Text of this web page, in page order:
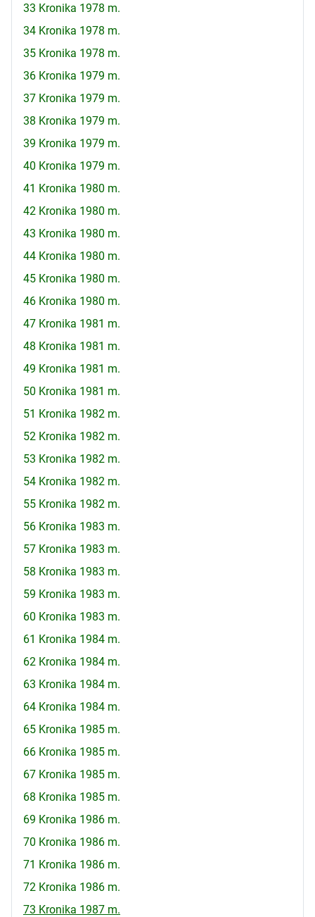
33 Kronika 1978 m.
34 Kronika 1978 m.
35 Kronika 1978 m.
36 Kronika 1979 m.
37 Kronika 1979 m.
38 Kronika 1979 m.
39 Kronika 1979 m.
40 Kronika 1979 m.
41 Kronika 1980 m.
42 Kronika 1980 m.
43 Kronika 1980 m.
44 Kronika 1980 m.
45 Kronika 1980 m.
46 Kronika 1980 m.
47 Kronika 1981 m.
48 Kronika 1981 m.
49 Kronika 1981 m.
50 Kronika 1981 m.
51 Kronika 1982 m.
52 Kronika 1982 m.
53 Kronika 1982 m.
54 Kronika 1982 m.
55 Kronika 1982 m.
56 Kronika 1983 m.
57 Kronika 1983 m.
58 Kronika 1983 m.
59 Kronika 1983 m.
60 Kronika 1983 m.
61 Kronika 1984 m.
62 Kronika 1984 m.
63 Kronika 1984 m.
64 Kronika 1984 m.
65 Kronika 1985 m.
66 Kronika 1985 m.
67 Kronika 1985 m.
68 Kronika 1985 m.
69 Kronika 1986 m.
70 Kronika 1986 m.
71 Kronika 1986 m.
72 Kronika 1986 m.
73 Kronika 1987 m.